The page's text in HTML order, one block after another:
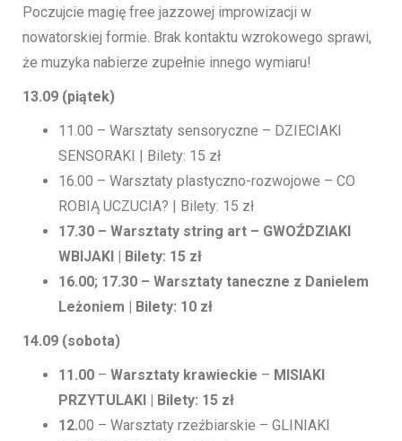
Poczujcie magię free jazzowej improwizacji w
nowatorskiej formie. Brak kontaktu wzrokowego sprawi,
że muzyka nabierze zupełnie innego wymiaru!
13.09 (piątek)
11.00 – Warsztaty sensoryczne – DZIECIAKI
SENSORAKI | Bilety: 15 zł
16.00 – Warsztaty plastyczno-rozwojowe – CO
ROBIĄ UCZUCIA? | Bilety: 15 zł
17.30 – Warsztaty string art – GWOŹDZIAKI
WBIJAKI | Bilety: 15 zł
16.00; 17.30 – Warsztaty taneczne z Danielem
Leżoniem | Bilety: 10 zł
14.09 (sobota)
11.00 – Warsztaty krawieckie – MISIAKI
PRZYTULAKI | Bilety: 15 zł
12.00 – Warsztaty rzeźbiarskie – GLINIAKI